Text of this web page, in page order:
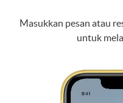
Masukkan pesan atau
untuk